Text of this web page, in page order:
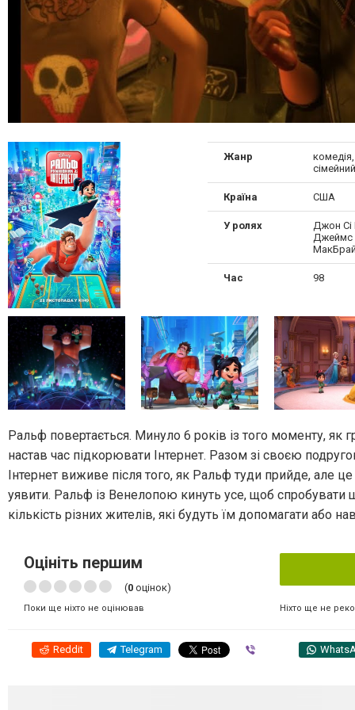
Жанр
Країна США
У ролях
Джон Сі
Джеймс
Час 98
Ральф повертається. Минуло 6 років із того моменту, як
настав час підкорювати Інтернет. Разом зі своєю
Інтернет виживе після того, як Ральф туди прийде, але
уявити. Ральф із Венелопою кинуть усе, щоб спробувати
кількість різних жителів, які будуть їм допомагати або
Оцініть першим
(0 оцінок)
Поки ще ніхто не оцінював Ніхто ще не
Reddit Telegram